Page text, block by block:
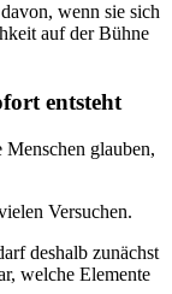
wenn sie sich
auf der Bühne
entsteht
glauben,
Versuchen.
deshalb zunächst
welche Elemente